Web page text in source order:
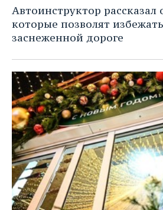
Автоинструктор рассказал
которые позволят
заснеженной дороге